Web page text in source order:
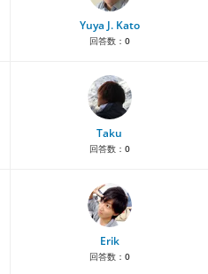
Yuya J. Kato
回答数： 0
Taku
回答数： 0
Erik
回答数： 0